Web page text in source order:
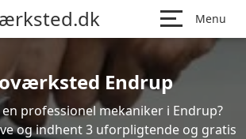
Menu
Endrup
professionel mekaniker i Endrup?
og indhent 3 uforpligtende og gratis